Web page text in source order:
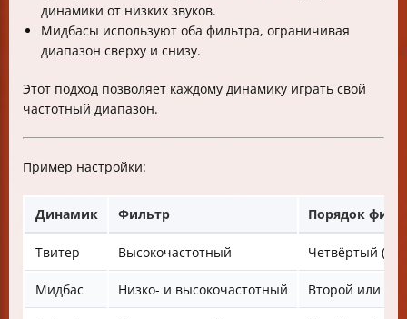
динамики от низких звуков.
Мидбасы используют оба фильтра, ограничивая
диапазон сверху и снизу.
Этот подход позволяет каждому динамику играть свой
частотный диапазон.
Пример настройки:
Динамик Фильтр Порядок
Твитер Высокочастотный Четвёртый (24
Мидбас Низко- и высокочастотный Второй или